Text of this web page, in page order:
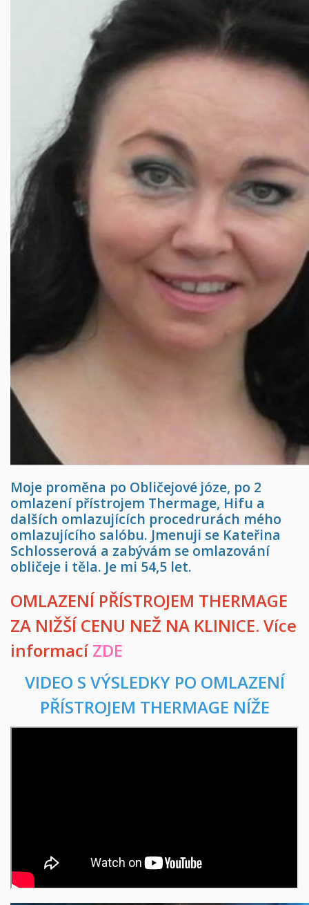
Moje proměna po Obličejové józe, po 2
omlazení přístrojem Thermage, Hifu a
dalších omlazujících procedrurách mého
omlazujícího salóbu. Jmenuji se Kateřina
Schlosserová a zabývám se omlazování
obličeje i těla. Je mi 54,5 let.
OMLAZENÍ PŘÍSTROJEM THERMAGE
ZA NIŽŠÍ CENU NEŽ NA KLINICE. Více
informací ZDE
VIDEO S VÝSLEDKY PO OMLAZENÍ
PŘÍSTROJEM THERMAGE NÍŽE